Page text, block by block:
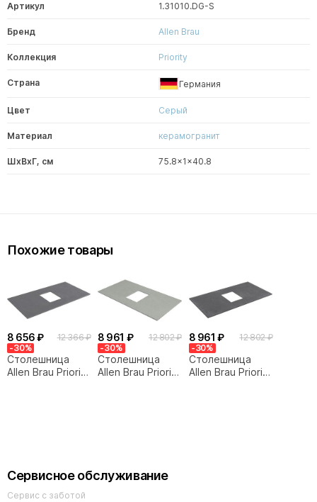
Артикул 1.31010.DG-S
Бренд Allen Brau
Коллекция Priority
Страна Германия
Цвет Серый
Материал керамогранит
ШxВxГ, см 75.8x1x40.8
Похожие товары
8 656 ₽
12 366 ₽
-30%
Столешница
Allen Brau Priority
8 961 ₽
12 802 ₽
-30%
Столешница
Allen Brau Priority
8 961 ₽
12 802 ₽
-30%
Столешница
Allen Brau Priority
Сервисное обслуживание
Сервис с заботой